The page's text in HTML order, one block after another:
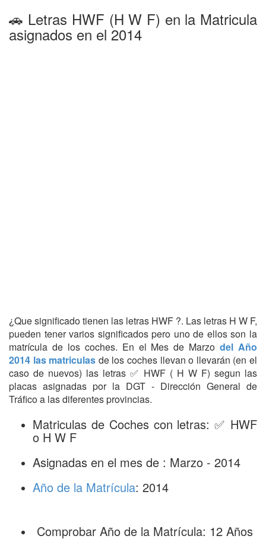
🚗 Letras HWF (H W F) en la Matricula
asignados en el 2014
¿Que significado tienen las letras HWF ?. Las letras H W F,
pueden tener varios significados pero uno de ellos son la
matrícula de los coches. En el Mes de Marzodel Año
2014 las matriculas de los coches llevan o llevarán (en el
caso de nuevos) las letras ✅ HWF ( H W F) segun las
placas asignadas por la DGT - Dirección General de
Tráfico a las diferentes provincias.
Matriculas de Coches con letras: ✅ HWF
o H W F
Asignadas en el mes de : Marzo - 2014
Año de la Matrícula: 2014
Comprobar Año de la Matrícula: 12 Años